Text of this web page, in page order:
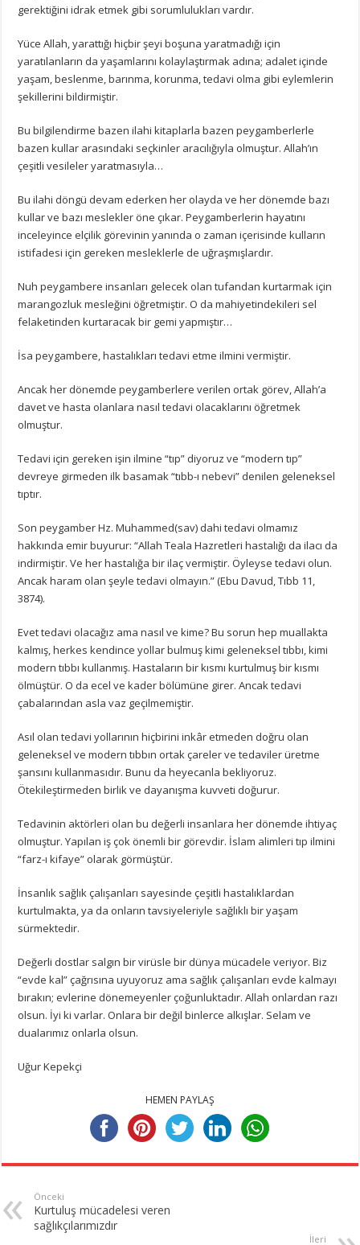
gerektiğini idrak etmek gibi sorumlulukları vardır.
Yüce Allah, yarattığı hiçbir şeyi boşuna yaratmadığı için
yaratılanların da yaşamlarını kolaylaştırmak adına; adalet içinde
yaşam, beslenme, barınma, korunma, tedavi olma gibi eylemlerin
şekillerini bildirmiştir.
Bu bilgilendirme bazen ilahi kitaplarla bazen peygamberlerle
bazen kullar arasındaki seçkinler aracılığıyla olmuştur. Allah’ın
çeşitli vesileler yaratmasıyla…
Bu ilahi döngü devam ederken her olayda ve her dönemde bazı
kullar ve bazı meslekler öne çıkar. Peygamberlerin hayatını
inceleyince elçilik görevinin yanında o zaman içerisinde kulların
istifadesi için gereken mesleklerle de uğraşmışlardır.
Nuh peygambere insanları gelecek olan tufandan kurtarmak için
marangozluk mesleğini öğretmiştir. O da mahiyetindekileri sel
felaketinden kurtaracak bir gemi yapmıştır…
İsa peygambere, hastalıkları tedavi etme ilmini vermiştir.
Ancak her dönemde peygamberlere verilen ortak görev, Allah’a
davet ve hasta olanlara nasıl tedavi olacaklarını öğretmek
olmuştur.
Tedavi için gereken işin ilmine “tıp” diyoruz ve “modern tıp”
devreye girmeden ilk basamak “tıbb-ı nebevi” denilen geleneksel
tıptır.
Son peygamber Hz. Muhammed(sav) dahi tedavi olmamız
hakkında emir buyurur: “Allah Teala Hazretleri hastalığı da ilacı da
indirmiştir. Ve her hastalığa bir ilaç vermiştir. Öyleyse tedavi olun.
Ancak haram olan şeyle tedavi olmayın.” (Ebu Davud, Tıbb 11,
3874).
Evet tedavi olacağız ama nasıl ve kime? Bu sorun hep muallakta
kalmış, herkes kendince yollar bulmuş kimi geleneksel tıbbı, kimi
modern tıbbı kullanmış. Hastaların bir kısmı kurtulmuş bir kısmı
ölmüştür. O da ecel ve kader bölümüne girer. Ancak tedavi
çabalarından asla vaz geçilmemiştir.
Asıl olan tedavi yollarının hiçbirini inkâr etmeden doğru olan
geleneksel ve modern tıbbın ortak çareler ve tedaviler üretme
şansını kullanmasıdır. Bunu da heyecanla bekliyoruz.
Ötekileştirmeden birlik ve dayanışma kuvveti doğurur.
Tedavinin aktörleri olan bu değerli insanlara her dönemde ihtiyaç
olmuştur. Yapılan iş çok önemli bir görevdir. İslam alimleri tıp ilmini
“farz-ı kifaye” olarak görmüştür.
İnsanlık sağlık çalışanları sayesinde çeşitli hastalıklardan
kurtulmakta, ya da onların tavsiyeleriyle sağlıklı bir yaşam
sürmektedir.
Değerli dostlar salgın bir virüsle bir dünya mücadele veriyor. Biz
“evde kal” çağrısına uyuyoruz ama sağlık çalışanları evde kalmayı
bırakın; evlerine dönemeyenler çoğunluktadır. Allah onlardan razı
olsun. İyi ki varlar. Onlara bir değil binlerce alkışlar. Selam ve
dualarımız onlarla olsun.
Uğur Kepekçi
HEMEN PAYLAŞ
Önceki
Kurtuluş mücadelesi veren
sağlıkçılarımızdır
İleri